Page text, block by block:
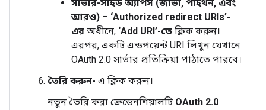
সার্ভার-সাইড অ্যাপস (জাভা, পাইথন, এবং
আরও) – ‘Authorized redirect URIs’-
এর অধীনে, ‘Add URI’-তে ক্লিক করুন।
এরপর, একটি এন্ডপয়েন্ট URI লিখুন যেখানে
OAuth 2.0 সার্ভার প্রতিক্রিয়া পাঠাতে পারবে।
তৈরি করুন- এ ক্লিক করুন।
নতুন তৈরি করা ক্রেডেনশিয়ালটি OAuth 2.0